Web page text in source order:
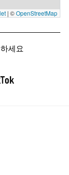
| ©OpenStreetMap
세요